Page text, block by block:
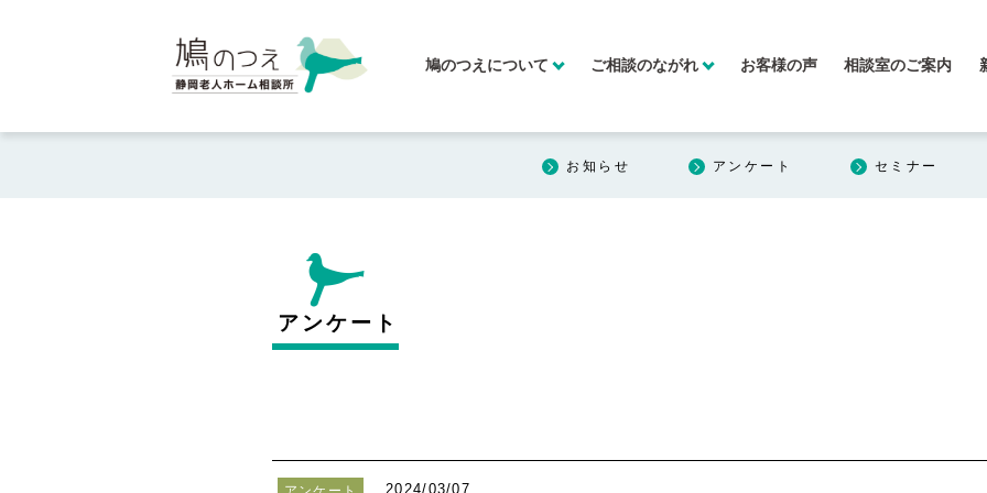
鳩のつえについて ご相談のながれ お客様の声 相談室のご案内
お知らせ アンケート セミナー
アンケート
2024/03/07